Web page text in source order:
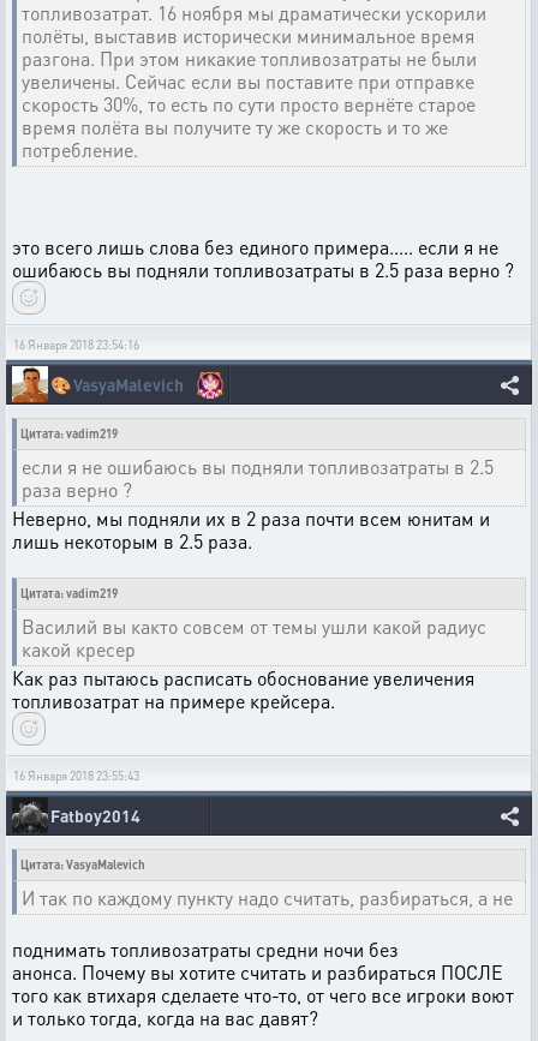
топливозатрат. 16 ноября мы драматически ускорили
полёты, выставив исторически минимальное время
разгона. При этом никакие топливозатраты не были
увеличены. Сейчас если вы поставите при отправке
скорость 30%, то есть по сути просто вернёте старое
время полёта вы получите ту же скорость и то же
потребление.
это всего лишь слова без единого примера..... если я не
ошибаюсь вы подняли топливозатраты в 2.5 раза верно ?
16 Января 2018 23:54:16
🎨VasyaMalevich
Цитата: vadim219
если я не ошибаюсь вы подняли топливозатраты в 2.5
раза верно ?
Неверно, мы подняли их в 2 раза почти всем юнитам и
лишь некоторым в 2.5 раза.
Цитата: vadim219
Василий вы както совсем от темы ушли какой радиус
какой кресер
Как раз пытаюсь расписать обоснование увеличения
топливозатрат на примере крейсера.
16 Января 2018 23:55:43
Fatboy2014
Цитата: VasyaMalevich
И так по каждому пункту надо считать, разбираться, а не
поднимать топливозатраты средни ночи без
анонса. Почему вы хотите считать и разбираться ПОСЛЕ
того как втихаря сделаете что-то, от чего все игроки воют
и только тогда, когда на вас давят?